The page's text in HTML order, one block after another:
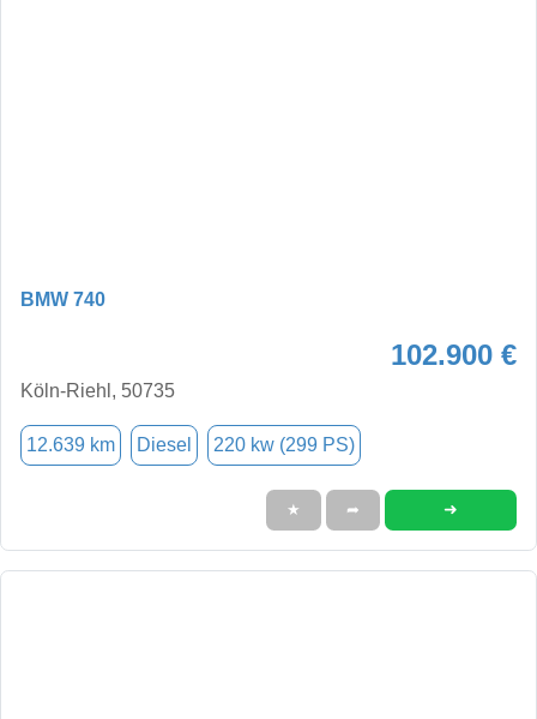
BMW 740
102.900 €
Köln-Riehl, 50735
12.639 km Diesel 220 kw (299 PS)
★ ➦ ➜